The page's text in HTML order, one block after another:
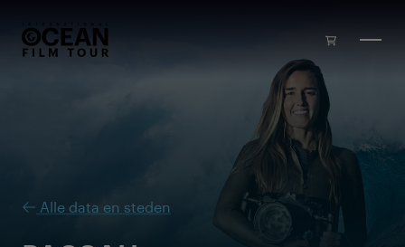
Alle data en steden